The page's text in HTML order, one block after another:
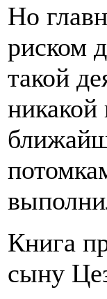
Но
риском
такой
никакой
Книга
сыну